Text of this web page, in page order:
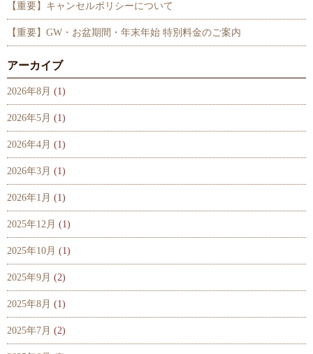
【重要】キャンセルポリシーについて
【重要】GW・お盆期間・年末年始 特別料金のご案内
アーカイブ
2026年8月 (1)
2026年5月 (1)
2026年4月 (1)
2026年3月 (1)
2026年1月 (1)
2025年12月 (1)
2025年10月 (1)
2025年9月 (2)
2025年8月 (1)
2025年7月 (2)